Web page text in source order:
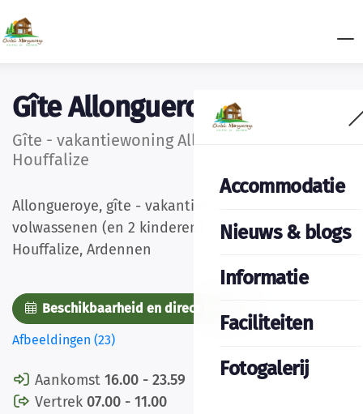
Accommodatie
Nieuws & blogs
Informatie
Faciliteiten
Fotogalerij
Gîte Allongueroye
Gîte - vakantiewoning Allongueroye
Houffalize
Allongueroye, gîte - vakantiewoning voor 2 - 6
volwassenen (en 2 kinderen) in Bonnerue-
Houffalize, Ardennen
Beschikbaarheid en direct boeken
Afbeeldingen (23)
Aankomst 16.00 - 23.59
Vertrek 07.00 - 11.00